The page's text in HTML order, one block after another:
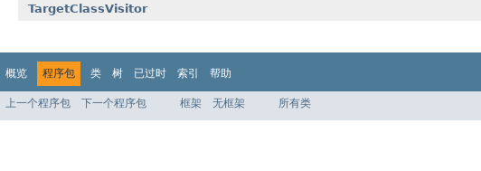
TargetClassVisitor
概览 程序包 类 树 已过时 索引 帮助
上一个程序包 下一个程序包 框架 无框架 所有类